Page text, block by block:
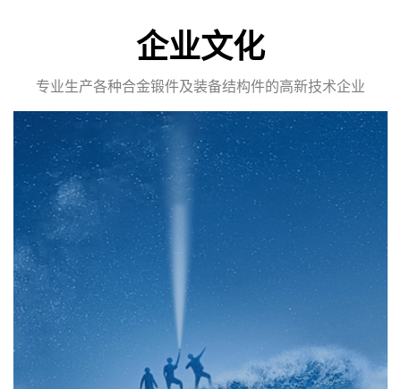
企业文化
专业生产各种合金锻件及装备结构件的高新技术企业